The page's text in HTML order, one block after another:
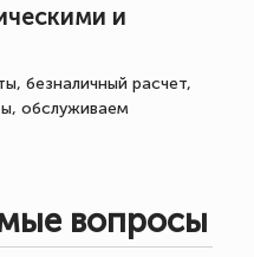
и
безналичный расчет,
обслуживаем
вопросы